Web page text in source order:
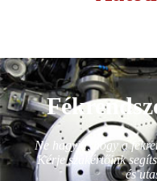
Ne hagyja, hogy a
Kérje szakértőink
és